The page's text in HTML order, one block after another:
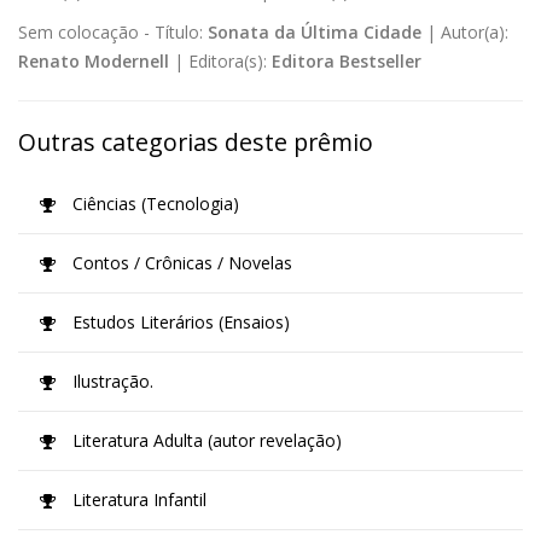
Sem colocação - Título: Sonata da Última Cidade | Autor(a):
Renato Modernell | Editora(s): Editora Bestseller
Outras categorias deste prêmio
Ciências (Tecnologia)
Contos / Crônicas / Novelas
Estudos Literários (Ensaios)
Ilustração.
Literatura Adulta (autor revelação)
Literatura Infantil